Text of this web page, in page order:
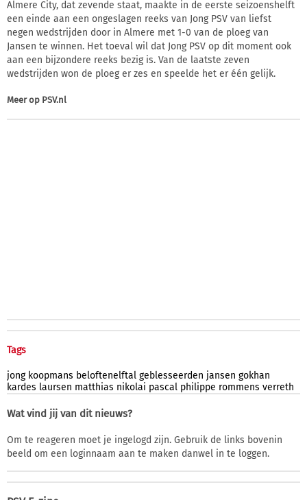
Almere City, dat zevende staat, maakte in de eerste seizoenshelft
een einde aan een ongeslagen reeks van Jong PSV van liefst
negen wedstrijden door in Almere met 1-0 van de ploeg van
Jansen te winnen. Het toeval wil dat Jong PSV op dit moment ook
aan een bijzondere reeks bezig is. Van de laatste zeven
wedstrijden won de ploeg er zes en speelde het er één gelijk.
Meer op PSV.nl
Tags
jong koopmans beloftenelftal geblesseerden jansen gokhan
kardes laursen matthias nikolai pascal philippe rommens verreth
Wat vind jij van dit nieuws?
Om te reageren moet je ingelogd zijn. Gebruik de links bovenin
beeld om een loginnaam aan te maken danwel in te loggen.